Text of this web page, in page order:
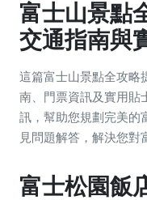
富士山景點
交通指南與
這篇富士山景點全攻略
南、門票資訊及實用貼
訊，幫助您規劃完美的
見問題解答，解決您對
富士松園飯